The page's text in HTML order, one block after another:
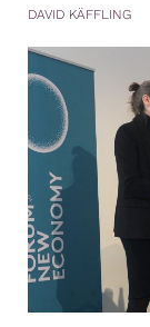
DAVID KÄFFLING